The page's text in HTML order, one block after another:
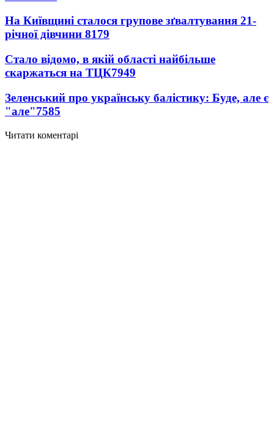
На Київщині сталося групове зґвалтування 21-
річної дівчини 8179
Стало відомо, в якій області найбільше
скаржаться на ТЦК7949
Зеленський про українську балістику: Буде, але є
"але"7585
Читати коментарі